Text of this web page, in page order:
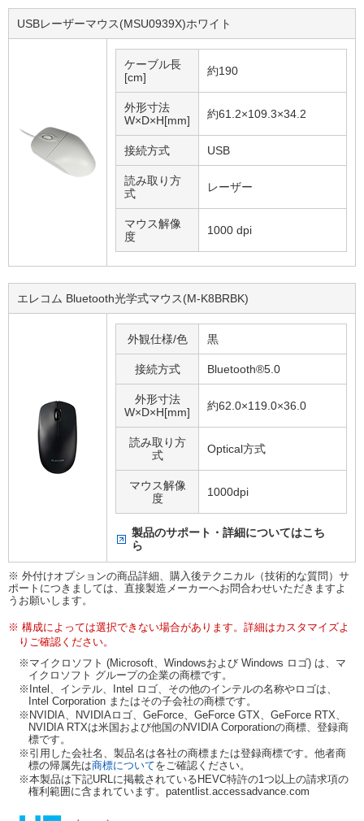
USBレーザーマウス(MSU0939X)ホワイト
ケーブル長
[cm]
約190
外形寸法
W×D×H[mm]
約61.2×109.3×34.2
接続方式 USB
読み取り方
式
レーザー
マウス解像
度
1000 dpi
エレコム Bluetooth光学式マウス(M-K8BRBK)
外観仕様/色 黒
接続方式 Bluetooth®5.0
外形寸法
W×D×H[mm]
約62.0×119.0×36.0
読み取り方
式
Optical方式
マウス解像
度
1000dpi
製品のサポート・詳細についてはこち
ら
※ 外付けオプションの商品詳細、購入後テクニカル（技術的な質問）サ
ポートにつきましては、直接製造メーカーへお問合わせいただきますよ
うお願いします。
※ 構成によっては選択できない場合があります。詳細はカスタマイズよ
りご確認ください。
※マイクロソフト (Microsoft、Windowsおよび Windows ロゴ) は、マ
イクロソフト グループの企業の商標です。
※Intel、インテル、Intel ロゴ、その他のインテルの名称やロゴは、
Intel Corporation またはその子会社の商標です。
※NVIDIA、NVIDIAロゴ、GeForce、GeForce GTX、GeForce RTX、
NVIDIA RTXは米国および他国のNVIDIA Corporationの商標、登録商
標です。
※引用した会社名、製品名は各社の商標または登録商標です。他者商
標の帰属先は商標についてをご確認ください。
※本製品は下記URLに掲載されているHEVC特許の1つ以上の請求項の
権利範囲に含まれています。patentlist.accessadvance.com